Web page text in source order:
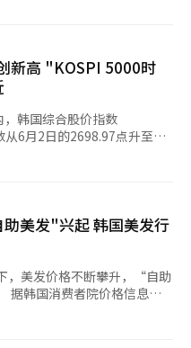
业务涵盖数字身份认证、代
方案。该公司此前已获得YZi
）、IDG及Circle等多家知名
，NASDAQ：
此前，法拉第未来已通过公开
Therapeutics进行了战略
个人参与投资外，Sign也作
并转型为专注于加密资产与
主动配置）、首个上市公
中的C10 ETF；BesTrade
的唯一门户；生态系统代
融的双桥RWA产品，以及由
出任首席顾问。
新高 "KOSPI 5000时
韩国综合股价指数
从6月2日的2698.97点升至本
李在明政府已将“KOSPI
数以3407.31点收盘，首次突
受多重利
资资本利得税起征点维持在
推翻此前下调至10亿韩元的
统特朗普本月15日（当地时
天标普500指数上涨
合指数上涨0.94%，收于
美发"兴起 韩国美发行
，美发价格不断攀升，“自助
发平均价格为1.9558万韩元